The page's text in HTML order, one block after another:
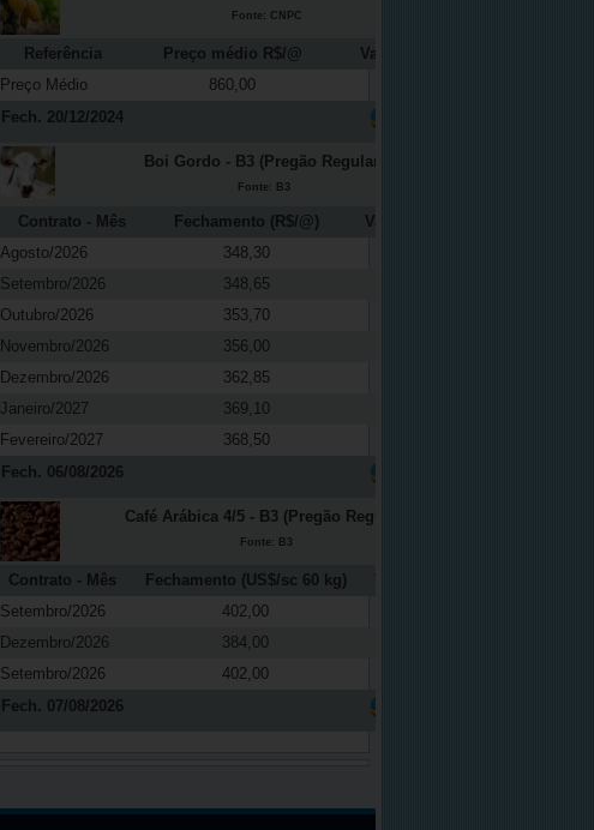
Fonte: CNPC
Referência Preço médio R$/@
Variação (%)
Preço Médio
860,00
Fech. 20/12/2024
Boi Gordo - B3 (Pregão Regular)
Fonte: B3
Contrato - Mês Fechamento (R$/@)
Variação (%)
Agosto/2026
348,30
Setembro/2026
348,65
Outubro/2026
353,70
Novembro/2026
356,00
Dezembro/2026
362,85
Janeiro/2027
369,10
Fevereiro/2027
368,50
Fech. 06/08/2026
Café Arábica 4/5 - B3 (Pregão Regular)
Fonte: B3
Contrato - Mês Fechamento (US$/sc 60 kg)
Setembro/2026
402,00
Dezembro/2026
384,00
Setembro/2026
402,00
Fech. 07/08/2026